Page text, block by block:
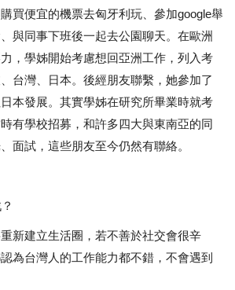
買便宜的機票去匈牙利玩、參加google舉
與同事下班後一起去公園聊天。在歐洲
，學姊開始考慮想回亞洲工作，列入考
台灣、日本。後經朋友聯繫，她參加了
本發展。其實學姊在研究所畢業時就考
有學校招募，和許多四大與東南亞的同
面試，這些朋友至今仍然有聯絡。
新建立生活圈，若不善於社交會很辛
為台灣人的工作能力都不錯，不會遇到